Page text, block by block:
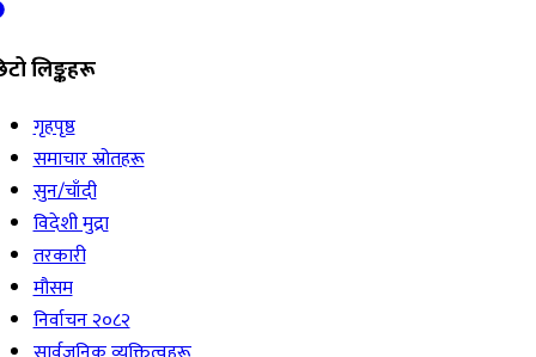
लिङ्कहरू
गृहपृष्ठ
समाचार स्रोतहरू
सुन/चाँदी
विदेशी मुद्रा
तरकारी
मौसम
निर्वाचन २०८२